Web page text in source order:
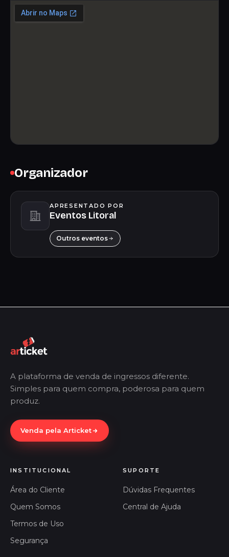
Organizador
APRESENTADO POR
Eventos Litoral
Outros eventos
A plataforma de venda de ingressos diferente.
Simples para quem compra, poderosa para quem
produz.
Venda pela Articket
INSTITUCIONAL
Área do Cliente
Quem Somos
Termos de Uso
Segurança
SUPORTE
Dúvidas Frequentes
Central de Ajuda